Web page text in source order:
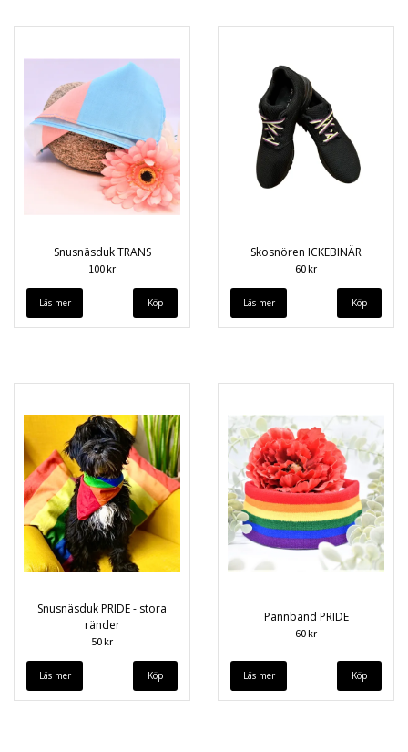
Snusnäsduk TRANS
100 kr
Läs mer
Skosnören ICKEBINÄR
60 kr
Läs mer
Snusnäsduk PRIDE - stora
ränder
50 kr
Läs mer
Pannband PRIDE
60 kr
Läs mer